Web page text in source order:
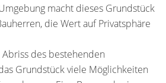
macht dieses Grundstück
die Wert auf Privatsphäre
des bestehenden
Grundstück viele Möglichkeiten